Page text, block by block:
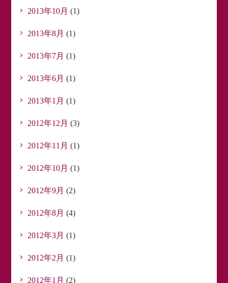
2013年10月 (1)
2013年8月 (1)
2013年7月 (1)
2013年6月 (1)
2013年1月 (1)
2012年12月 (3)
2012年11月 (1)
2012年10月 (1)
2012年9月 (2)
2012年8月 (4)
2012年3月 (1)
2012年2月 (1)
2012年1月 (2)